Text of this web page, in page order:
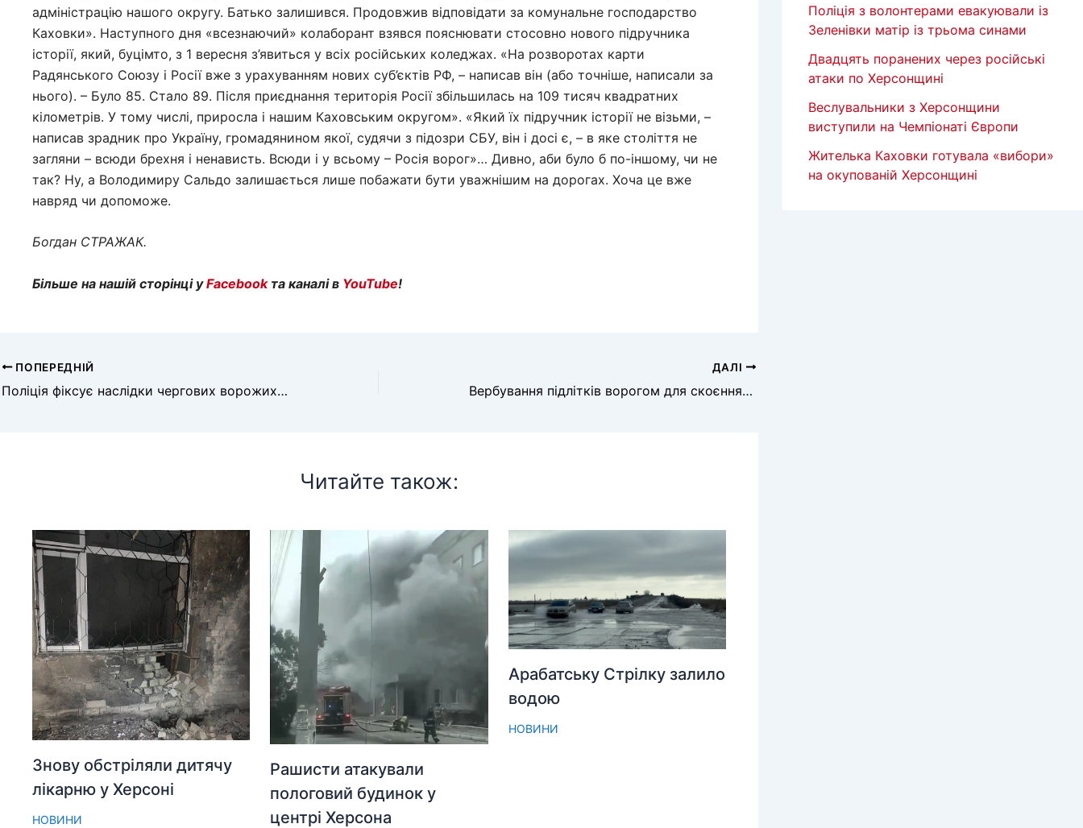
адміністрацію нашого округу. Батько залишився. Продовжив відповідати за комунальне господарство
Каховки». Наступного дня «всезнаючий» колаборант взявся пояснювати стосовно нового підручника
історії, який, буцімто, з 1 вересня з’явиться у всіх російських коледжах. «На розворотах карти
Радянського Союзу і Росії вже з урахуванням нових суб’єктів РФ, – написав він (або точніше, написали за
нього). – Було 85. Стало 89. Після приєднання територія Росії збільшилась на 109 тисяч квадратних
кілометрів. У тому числі, приросла і нашим Каховським округом». «Який їх підручник історії не візьми, –
написав зрадник про Україну, громадянином якої, судячи з підозри СБУ, він і досі є, – в яке століття не
загляни – всюди брехня і ненависть. Всюди і у всьому – Росія ворог»… Дивно, аби було б по-іншому, чи не
так? Ну, а Володимиру Сальдо залишається лише побажати бути уважнішим на дорогах. Хоча це вже
навряд чи допоможе.
Богдан СТРАЖАК.
Більше на нашій сторінці уFacebookта каналі в YouTube!
ПОПЕРЕДНІЙ
Поліція фіксує наслідки чергових ворожих атак на правобережжя Херсонщини: загинув поліцейський та троє цивільних поранено
ДАЛІ
Вербування підлітків ворогом для скоєння диверсій: кіберполіція попереджає про небезпеку в інтернеті
Читайте також:
Знову обстріляли дитячу
лікарню у Херсоні
НОВИНИ
Рашисти атакували
пологовий будинок у
центрі Херсона
Арабатську Стрілку залило
водою
НОВИНИ
Поліція з волонтерами евакуювали із
Зеленівки матір із трьома синами
Двадцять поранених через російські
атаки по Херсонщині
Веслувальники з Херсонщини
виступили на Чемпіонаті Європи
Жителька Каховки готувала «вибори»
на окупованій Херсонщині